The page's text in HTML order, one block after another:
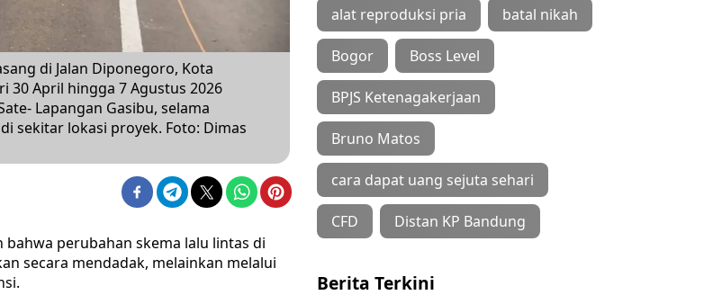
di Jalan Diponegoro, Kota
30 April hingga 7 Agustus 2026
Lapangan Gasibu, selama
sekitar lokasi proyek. Foto: Dimas
perubahan skema lalu lintas di
secara mendadak, melainkan melalui
alat reproduksi pria batal nikah
Bogor Boss Level
BPJS Ketenagakerjaan
Bruno Matos
cara dapat uang sejuta sehari
CFD Distan KP Bandung
Berita Terkini